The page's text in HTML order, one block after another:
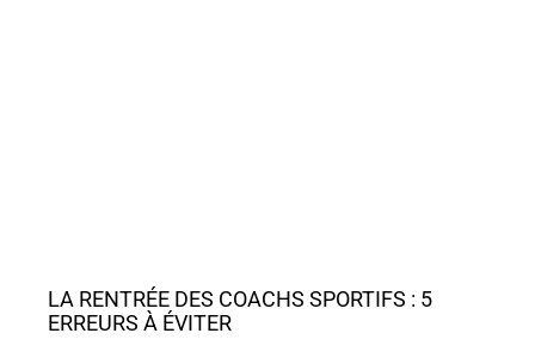
LA RENTRÉE DES COACHS SPORTIFS : 5
ERREURS À ÉVITER